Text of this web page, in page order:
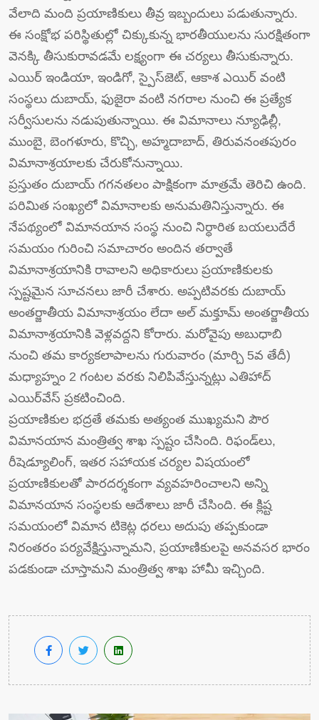
వేలాది మంది ప్రయాణికులు తీవ్ర ఇబ్బందులు పడుతున్నారు.
ఈ సంక్షోభ పరిస్థితుల్లో చిక్కుకున్న భారతీయులను సురక్షితంగా
వెనక్కి తీసుకురావడమే లక్ష్యంగా ఈ చర్యలు తీసుకున్నారు.
ఎయిర్ ఇండియా, ఇండిగో, స్పైస్‌జెట్, ఆకాశ ఎయిర్‌ వంటి
సంస్థలు దుబాయ్, ఫుజైరా వంటి నగరాల నుంచి ఈ ప్రత్యేక
సర్వీసులను నడుపుతున్నాయి. ఈ విమానాలు న్యూఢిల్లీ,
ముంబై, బెంగళూరు, కొచ్చి, అహ్మదాబాద్, తిరువనంతపురం
విమానాశ్రయాలకు చేరుకోనున్నాయి.
ప్రస్తుతం దుబాయ్ గగనతలం పాక్షికంగా మాత్రమే తెరిచి ఉంది.
పరిమిత సంఖ్యలో విమానాలకు అనుమతినిస్తున్నారు. ఈ
నేపథ్యంలో విమానయాన సంస్థ నుంచి నిర్ధారిత బయలుదేరే
సమయం గురించి సమాచారం అందిన తర్వాతే
విమానాశ్రయానికి రావాలని అధికారులు ప్రయాణికులకు
స్పష్టమైన సూచనలు జారీ చేశారు. అప్పటివరకు దుబాయ్
అంతర్జాతీయ విమానాశ్రయం లేదా అల్ మక్తూమ్ అంతర్జాతీయ
విమానాశ్రయానికి వెళ్లవద్దని కోరారు. మరోవైపు అబుధాబి
నుంచి తమ కార్యకలాపాలను గురువారం (మార్చి 5వ తేదీ)
మధ్యాహ్నం 2 గంటల వరకు నిలిపివేస్తున్నట్లు ఎతిహాద్
ఎయిర్‌వేస్ ప్రకటించింది.
ప్రయాణికుల భద్రతే తమకు అత్యంత ముఖ్యమని పౌర
విమానయాన మంత్రిత్వ శాఖ స్పష్టం చేసింది. రిఫండ్‌లు,
రీషెడ్యూలింగ్, ఇతర సహాయక చర్యల విషయంలో
ప్రయాణికులతో పారదర్శకంగా వ్యవహరించాలని అన్ని
విమానయాన సంస్థలకు ఆదేశాలు జారీ చేసింది. ఈ క్లిష్ట
సమయంలో విమాన టికెట్ల ధరలు అదుపు తప్పకుండా
నిరంతరం పర్యవేక్షిస్తున్నామని, ప్రయాణికులపై అనవసర భారం
పడకుండా చూస్తామని మంత్రిత్వ శాఖ హామీ ఇచ్చింది.